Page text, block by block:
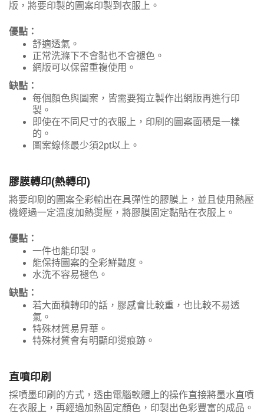
版，將要印製的圖案印製到衣服上。
優點：
舒適透氣。
正常洗滌下不會黏也不會褪色。
網版可以保留重複使用。
缺點：
每個顏色與圖案，皆需要獨立製作出網版再進行印
製。
即使在不同尺寸的衣服上，印刷的圖案面積是一樣
的。
圖案線條最少須2pt以上。
膠膜轉印(熱轉印)
將要印刷的圖案全彩輸出在具彈性的膠膜上，並且使用熱壓
機經過一定溫度加熱燙壓，將膠膜固定黏貼在衣服上。
優點：
一件也能印製。
能保持圖案的全彩鮮豔度。
水洗不容易褪色。
缺點：
若大面積轉印的話，膠感會比較重，也比較不易透
氣。
特殊材質易昇華。
特殊材質會有明顯印燙痕跡。
直噴印刷
採噴墨印刷的方式，透由電腦軟體上的操作直接將墨水直噴
在衣服上，再經過加熱固定顏色，印製出色彩豐富的成品。